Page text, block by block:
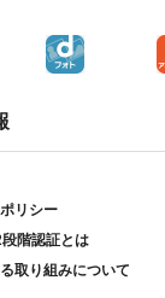
リシー
階認証とは
取り組みについて